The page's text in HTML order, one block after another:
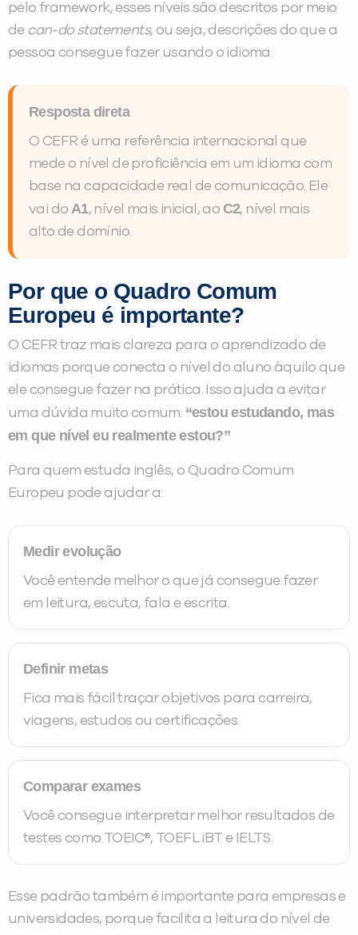
pelo framework, esses níveis são descritos por meio
de can-do statements, ou seja, descrições do que a
pessoa consegue fazer usando o idioma.
Resposta direta
O CEFR é uma referência internacional que
mede o nível de proficiência em um idioma com
base na capacidade real de comunicação. Ele
vai do A1, nível mais inicial, ao C2, nível mais
alto de domínio.
Por que o Quadro Comum
Europeu é importante?
O CEFR traz mais clareza para o aprendizado de
idiomas porque conecta o nível do aluno àquilo que
ele consegue fazer na prática. Isso ajuda a evitar
uma dúvida muito comum: “estou estudando, mas
em que nível eu realmente estou?”
Para quem estuda inglês, o Quadro Comum
Europeu pode ajudar a:
Medir evolução
Você entende melhor o que já consegue fazer
em leitura, escuta, fala e escrita.
Definir metas
Fica mais fácil traçar objetivos para carreira,
viagens, estudos ou certificações.
Comparar exames
Você consegue interpretar melhor resultados de
testes como TOEIC®, TOEFL iBT e IELTS.
Esse padrão também é importante para empresas e
universidades, porque facilita a leitura do nível de